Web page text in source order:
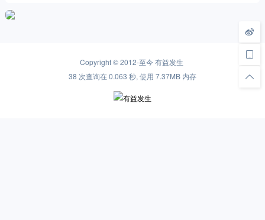
Copyright © 2012-至今有益发生
38 次查询在 0.063 秒, 使用 7.37MB 内存